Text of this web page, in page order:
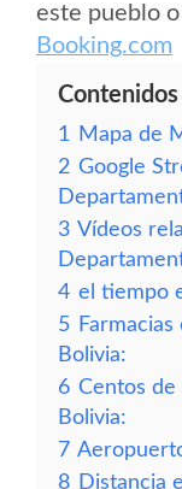
este pueblo
Booking.com
Contenidos
1
Mapa de
2 Google
3 Vídeos
4 el tiempo
5
Bolivia:
6 Centos de
Bolivia:
7
8 Distancia